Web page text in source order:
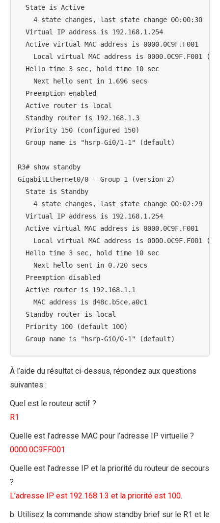
  State is Active
    4 state changes, last state change 00:00:30
  Virtual IP address is 192.168.1.254
  Active virtual MAC address is 0000.0C9F.F001
Local virtual MAC address is 0000.0C9F.F001
  Hello time 3 sec, hold time 10 sec
    Next hello sent in 1.696 secs
  Preemption enabled
  Active router is local
  Standby router is 192.168.1.3
  Priority 150 (configured 150)
  Group name is "hsrp-Gi0/1-1" (default)
R3# show standby
GigabitEthernet0/0 - Group 1 (version 2)
  State is Standby
    4 state changes, last state change 00:02:29
  Virtual IP address is 192.168.1.254
  Active virtual MAC address is 0000.0C9F.F001
Local virtual MAC address is 0000.0C9F.F001
  Hello time 3 sec, hold time 10 sec
    Next hello sent in 0.720 secs
  Preemption disabled
  Active router is 192.168.1.1
    MAC address is d48c.b5ce.a0c1
  Standby router is local
  Priority 100 (default 100)
  Group name is "hsrp-Gi0/0-1" (default)
À l’aide du résultat ci-dessus, répondez aux questions
suivantes :
Quel est le routeur actif ?
R1
Quelle est l’adresse MAC pour l’adresse IP virtuelle ?
0000.0C9F.F001
Quelle est l’adresse IP et la priorité du routeur de secours
?
L’adresse IP est 192.168.1.3 et la priorité est 100.
b. Utilisez la commande show standby brief sur le R1 et le